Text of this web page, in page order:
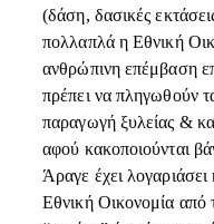
(δάση, δασικές
πολλαπλά η Εθνική
ανθρώπινη επέμβαση
πρέπει να πληγωθούν
παραγωγή ξυλείας &
αφού κακοποιούνται
Άραγε έχει
Εθνική Οικονομία από